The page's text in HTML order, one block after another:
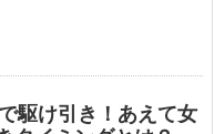
駆け引き！あえて女